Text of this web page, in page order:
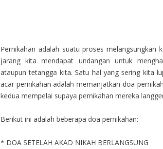
Pernikahan adalah suatu proses melangsungkan
jarang kita mendapat undangan untuk
ataupun tetangga kita. Satu hal yang sering kita
acar pernikahan adalah memanjatkan doa
kedua mempelai supaya pernikahan mereka
Berikut ini adalah beberapa doa pernikahan:
* DOA SETELAH AKAD NIKAH BERLANGSUNG